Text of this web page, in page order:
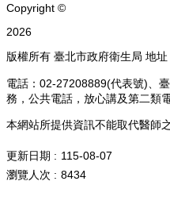
Copyright ©
2026
版權所有 臺北市政府衛生局 地
電話：02-27208889(代表號)、
務，公共電話，放心講及第二類
本網站所提供資訊不能取代醫師
更新日期
115-08-07
瀏覽人次
8434